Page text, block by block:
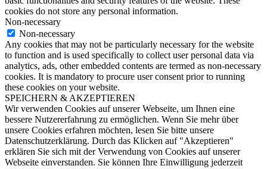
cookies do not store any personal information.
Non-necessary
Non-necessary
Any cookies that may not be particularly necessary for the website
to function and is used specifically to collect user personal data via
analytics, ads, other embedded contents are termed as non-necessary
cookies. It is mandatory to procure user consent prior to running
these cookies on your website.
SPEICHERN & AKZEPTIEREN
Wir verwenden Cookies auf unserer Webseite, um Ihnen eine
bessere Nutzererfahrung zu ermöglichen. Wenn Sie mehr über
unsere Cookies erfahren möchten, lesen Sie bitte unsere
Datenschutzerklärung. Durch das Klicken auf "Akzeptieren"
erklären Sie sich mit der Verwendung von Cookies auf unserer
Webseite einverstanden. Sie können Ihre Einwilligung jederzeit